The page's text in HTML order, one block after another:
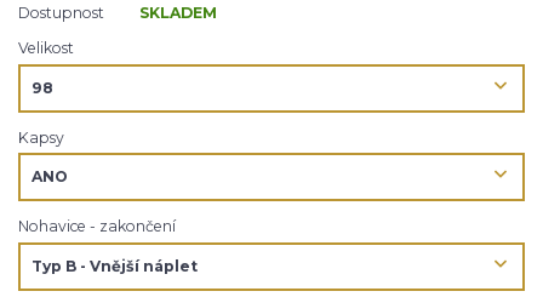
Dostupnost
SKLADEM
Velikost
Kapsy
Nohavice - zakončení